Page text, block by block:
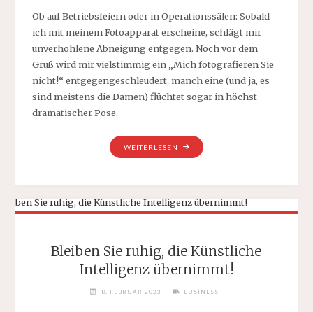
Ob auf Betriebsfeiern oder in Operationssälen: Sobald
ich mit meinem Fotoapparat erscheine, schlägt mir
unverhohlene Abneigung entgegen. Noch vor dem
Gruß wird mir vielstimmig ein „Mich fotografieren Sie
nicht!“ entgegengeschleudert, manch eine (und ja, es
sind meistens die Damen) flüchtet sogar in höchst
dramatischer Pose.
WEITERLESEN
„ICH
FOTOGRAFIERE,
BIN
ICH.“
Bleiben Sie ruhig, die Künstliche
Intelligenz übernimmt!
8. FEBRUAR 2023 BUSINESS